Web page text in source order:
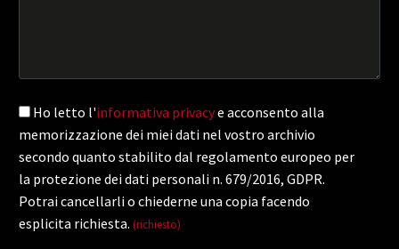
Ho letto l'informativa privacye acconsento alla
memorizzazione dei miei dati nel vostro archivio
secondo quanto stabilito dal regolamento europeo per
la protezione dei dati personali n. 679/2016, GDPR.
Potrai cancellarli o chiederne una copia facendo
esplicita richiesta. (richiesto)